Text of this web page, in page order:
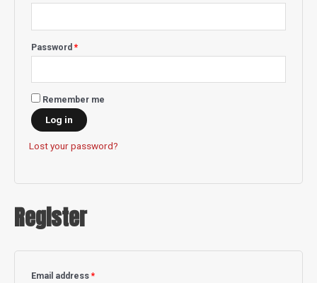
Password*
Remember me
Log in
Lost your password?
Register
Email address*